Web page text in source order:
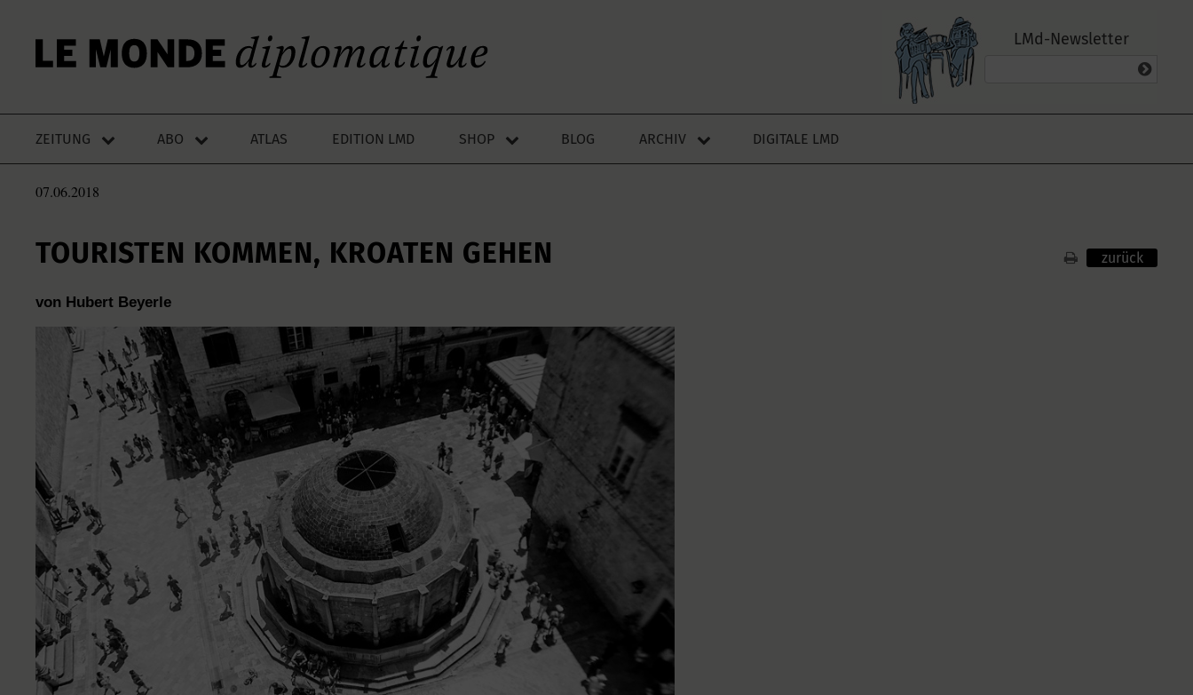
LMd-Newsletter
ZEITUNG ABO ATLAS EDITION LMD SHOP BLOG ARCHIV DIGITALE LMD
07.06.2018
TOURISTEN KOMMEN, KROATEN GEHEN zurück
von Hubert Beyerle